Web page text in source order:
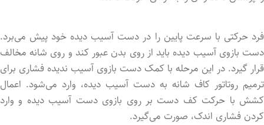
فرد حرکتی با سرعت پایین را در دست آسیب دید‌ه خود پیش می‌برد.
دست بازوی آسیب دید‌ه باید از روی بدن عبور کند و روی شانه مخالف
قرار گیرد. در این مرحله با کمک دست بازوی آسیب ندید‌ه فشاری برای
ترمیم روتاتور کاف شانه به دست آسیب دید‌ه، وارد می‌شود. اعمال
کشش با حرکت کف دست بر روی بازوی دست آسیب دید‌ه و وارد
کرد‌ن فشاری اندک، صورت می‌گیرد.